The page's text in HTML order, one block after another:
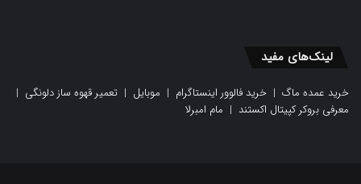
لینک‌های مفید
خرید عمده ماگ | خرید فالوور اینستاگرام | موبایل | تعمیر قهوه ساز دلونگی |
معرفی بروکر کپیتال اکستند | مام امبرلا